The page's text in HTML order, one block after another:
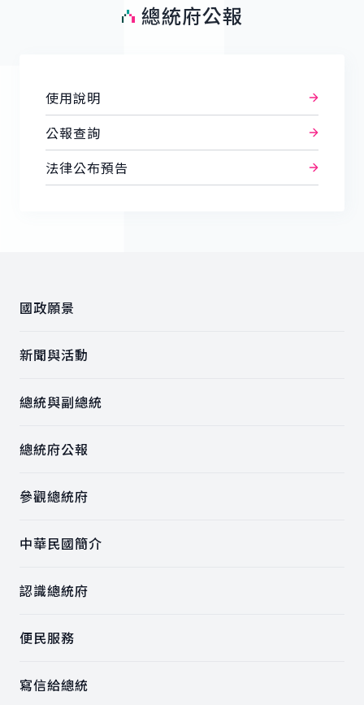
總統府公報
使用說明
公報查詢
法律公布預告
國政願景
新聞與活動
總統與副總統
總統府公報
參觀總統府
中華民國簡介
認識總統府
便民服務
寫信給總統